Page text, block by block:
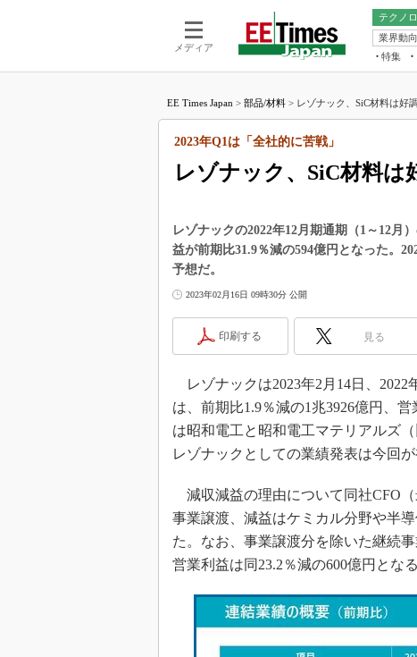
メディア
テクノ
電池／エネルギー
アナロ
マイ
業界動向
特集
福田昭のデ
大山聡の業
リタイア直
学漂流記
この10年で
で起こるこ
製品分解で
光伝送技術
“異端児エン
改革、執念
JASA発IoT
IHSアナリ
「英語に愛
ための新行動
電
EE Times Japan > 部品/材料 > レゾナック、SiC材料は好
レゾナック、SiC材料は
2023年Q1は「全社的に苦戦」
レゾナックの2022年12月期通期（1～12月
益が前期比31.9％減の594億円となった。
予想だ。
2023年02月16日 09時30分 公開
印刷する 見る
レゾナックは2023年2月14日、2022
は、前期比1.9％減の1兆3926億円、
は昭和電工と昭和電工マテリアルズ
レゾナックとしての業績発表は今回が
減収減益の理由について同社CFO
事業譲渡、減益はケミカル分野や半
た。なお、事業譲渡分を除いた継続
営業利益は同23.2％減の600億円となる